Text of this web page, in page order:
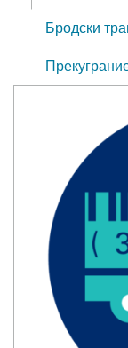
Бродски